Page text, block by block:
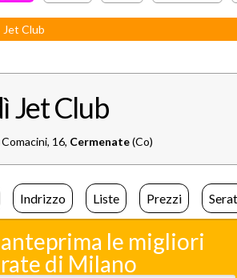
Jet Club
Jet Club
16, Cermenate(Co)
Indrizzo Liste Prezzi
le migliori
di Milano